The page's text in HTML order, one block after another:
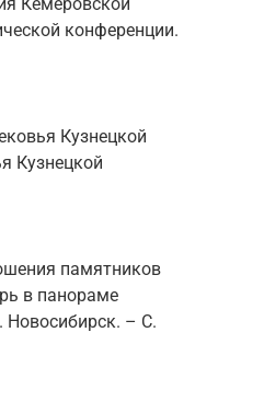
конференции.
Кузнецкой
Кузнецкой
памятников
в панораме
– С.